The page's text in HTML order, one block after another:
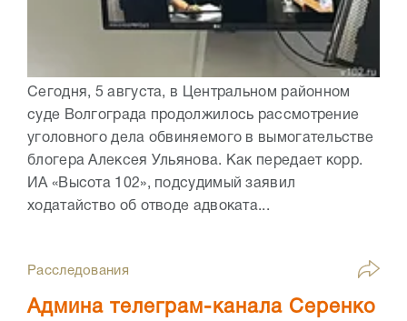
Сегодня, 5 августа, в Центральном районном
суде Волгограда продолжилось рассмотрение
уголовного дела обвиняемого в вымогательстве
блогера Алексея Ульянова. Как передает корр.
ИА «Высота 102», подсудимый заявил
ходатайство об отводе адвоката...
Расследования
Админа телеграм-канала Серенко